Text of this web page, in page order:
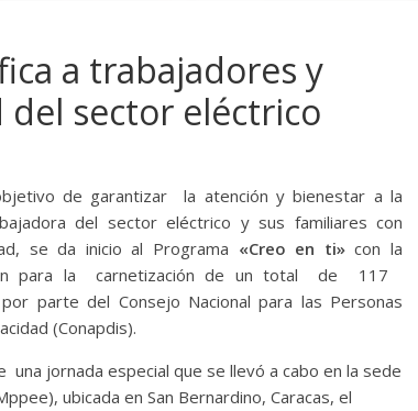
a trabajadores y
sector eléctrico
de garantizar la atención y bienestar a la
del sector eléctrico y sus familiares con
se da inicio al Programa «Creo en ti»con la
para la carnetización de un total de 117
parte del Consejo Nacional para las Personas
(Conapdis).
una jornada especial que se llevó a cabo en la sede
ubicada en San Bernardino, Caracas, el